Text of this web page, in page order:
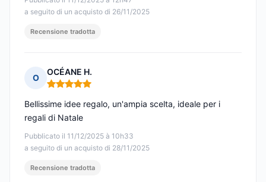
a seguito di un acquisto di 26/11/2025
Recensione tradotta
O
OCÉANE H.
Nota: 5 su 5
Pubblicato il 11/12/2025 à 10h33
a seguito di un acquisto di 28/11/2025
Bellissime idee regalo, un'ampia scelta, ideale per i
regali di Natale
Recensione tradotta